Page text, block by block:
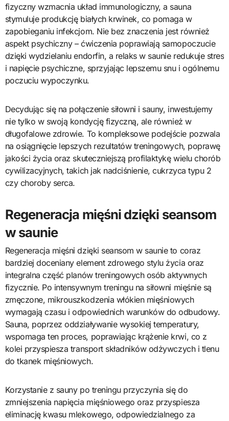
fizyczny wzmacnia układ immunologiczny, a sauna
stymuluje produkcję białych krwinek, co pomaga w
zapobieganiu infekcjom. Nie bez znaczenia jest również
aspekt psychiczny – ćwiczenia poprawiają samopoczucie
dzięki wydzielaniu endorfin, a relaks w saunie redukuje stres
i napięcie psychiczne, sprzyjając lepszemu snu i ogólnemu
poczuciu wypoczynku.
Decydując się na połączenie siłowni i sauny, inwestujemy
nie tylko w swoją kondycję fizyczną, ale również w
długofalowe zdrowie. To kompleksowe podejście pozwala
na osiągnięcie lepszych rezultatów treningowych, poprawę
jakości życia oraz skuteczniejszą profilaktykę wielu chorób
cywilizacyjnych, takich jak nadciśnienie, cukrzyca typu 2
czy choroby serca.
Regeneracja mięśni dzięki seansom
w saunie
Regeneracja mięśni dzięki seansom w saunie to coraz
bardziej doceniany element zdrowego stylu życia oraz
integralna część planów treningowych osób aktywnych
fizycznie. Po intensywnym treningu na siłowni mięśnie są
zmęczone, mikrouszkodzenia włókien mięśniowych
wymagają czasu i odpowiednich warunków do odbudowy.
Sauna, poprzez oddziaływanie wysokiej temperatury,
wspomaga ten proces, poprawiając krążenie krwi, co z
kolei przyspiesza transport składników odżywczych i tlenu
do tkanek mięśniowych.
Korzystanie z sauny po treningu przyczynia się do
zmniejszenia napięcia mięśniowego oraz przyspiesza
eliminację kwasu mlekowego, odpowiedzialnego za